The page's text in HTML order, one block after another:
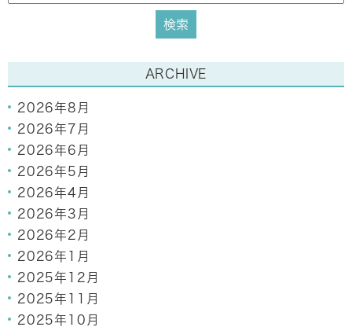
ARCHIVE
2026年8月
2026年7月
2026年6月
2026年5月
2026年4月
2026年3月
2026年2月
2026年1月
2025年12月
2025年11月
2025年10月